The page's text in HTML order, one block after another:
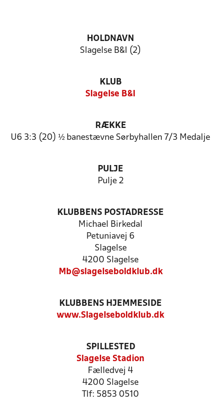
HOLDNAVN
Slagelse B&I (2)
KLUB
Slagelse B&I
RÆKKE
U6 3:3 (20) ½ banestævne Sørbyhallen 7/3 Medalje
PULJE
Pulje 2
KLUBBENS POSTADRESSE
Michael Birkedal
Petuniavej 6
Slagelse
4200 Slagelse
Mb@slagelseboldklub.dk
KLUBBENS HJEMMESIDE
www.Slagelseboldklub.dk
SPILLESTED
Slagelse Stadion
Fælledvej 4
4200 Slagelse
Tlf: 5853 0510